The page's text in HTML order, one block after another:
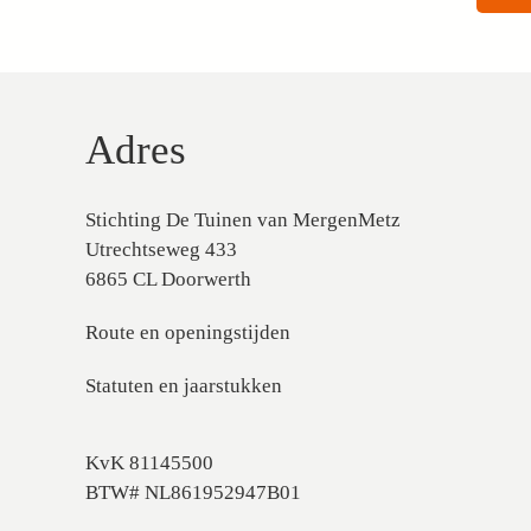
Adres
Stichting De Tuinen van MergenMetz
Utrechtseweg 433
6865 CL Doorwerth
Route en openingstijden
Statuten en jaarstukken
KvK 81145500
BTW# NL861952947B01